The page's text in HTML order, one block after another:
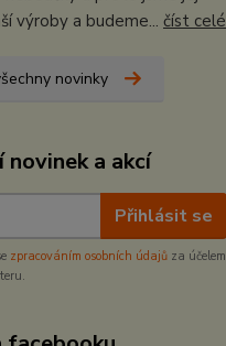
výroby a budeme... číst celé
novinky
novinek a akcí
Přihlásit se
zpracováním osobních údajů za účelem